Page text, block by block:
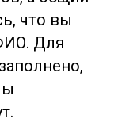
что вы
Для